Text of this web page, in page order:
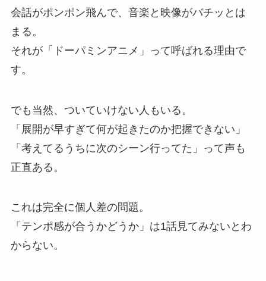
会話がポンポン飛んで、音楽と映像がバチッとは
まる。
それが「ドーパミンアニメ」って呼ばれる理由で
す。
でも当然、ついていけない人もいる。
「展開が早すぎて何が起きたのか把握できない」
「考えてるうちに次のシーン行ってた」って声も
正直ある。
これは完全に個人差の問題。
「テンポ感が合うかどうか」は1話見てみないとわ
からない。